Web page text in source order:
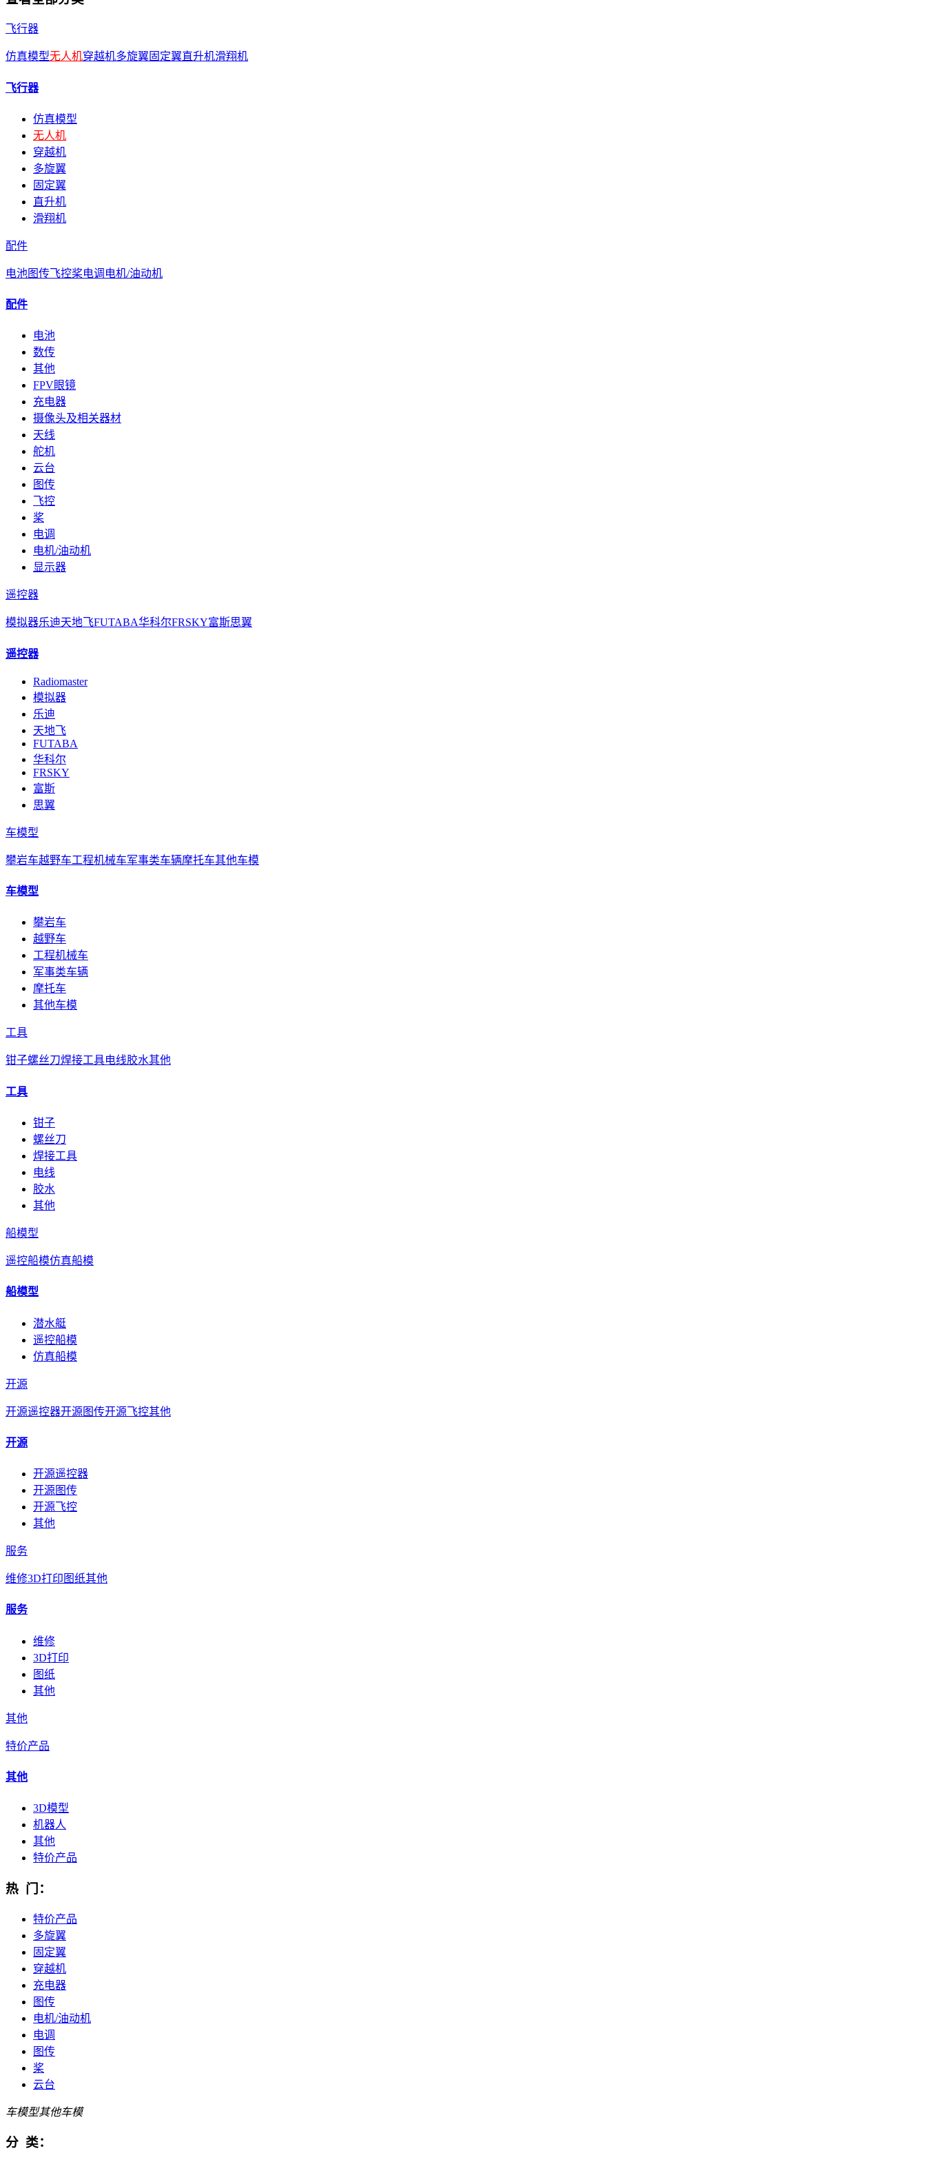
飞行器
仿真模型无人机穿越机多旋翼固定翼直升机滑翔机
飞行器
仿真模型
无人机
穿越机
多旋翼
固定翼
直升机
滑翔机
配件
电池图传飞控桨电调 电机/油动机
配件
电池
数传
其他
FPV眼镜
充电器
摄像头及相关器材
天线
舵机
云台
图传
飞控
桨
电调
电机/油动机
显示器
遥控器
模拟器乐迪天地飞FUTABA华科尔FRSKY富斯思翼
遥控器
Radiomaster
模拟器
乐迪
天地飞
FUTABA
华科尔
FRSKY
富斯
思翼
车模型
攀岩车越野车工程机械车军事类车辆摩托车其他车模
车模型
攀岩车
越野车
工程机械车
军事类车辆
摩托车
其他车模
工具
钳子螺丝刀焊接工具电线胶水其他
工具
钳子
螺丝刀
焊接工具
电线
胶水
其他
船模型
遥控船模仿真船模
船模型
潜水艇
遥控船模
仿真船模
开源
开源遥控器开源图传开源飞控其他
开源
开源遥控器
开源图传
开源飞控
其他
服务
维修3D打印 图纸其他
服务
维修
3D打印
图纸
其他
其他
特价产品
其他
3D模型
机器人
其他
特价产品
热 门：
特价产品
多旋翼
固定翼
穿越机
充电器
图传
电机/油动机
电调
图传
桨
云台
车模型其他车模
分 类：